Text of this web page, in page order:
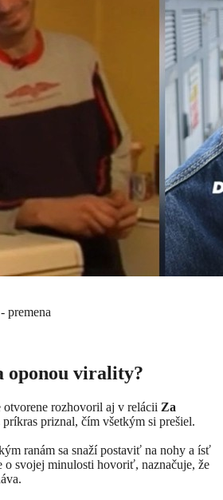
premena
oponou virality?
otvorene rozhovoril aj v relácii Za
príkras priznal, čím všetkým si prešiel.
ranám sa snaží postaviť na nohy a ísť
o svojej minulosti hovoriť, naznačuje, že